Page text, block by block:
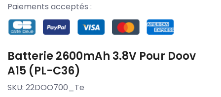
Paiements acceptés :
Batterie 2600mAh 3.8V Pour Doov
A15 (PL-C36)
SKU: 22DOO700_Te